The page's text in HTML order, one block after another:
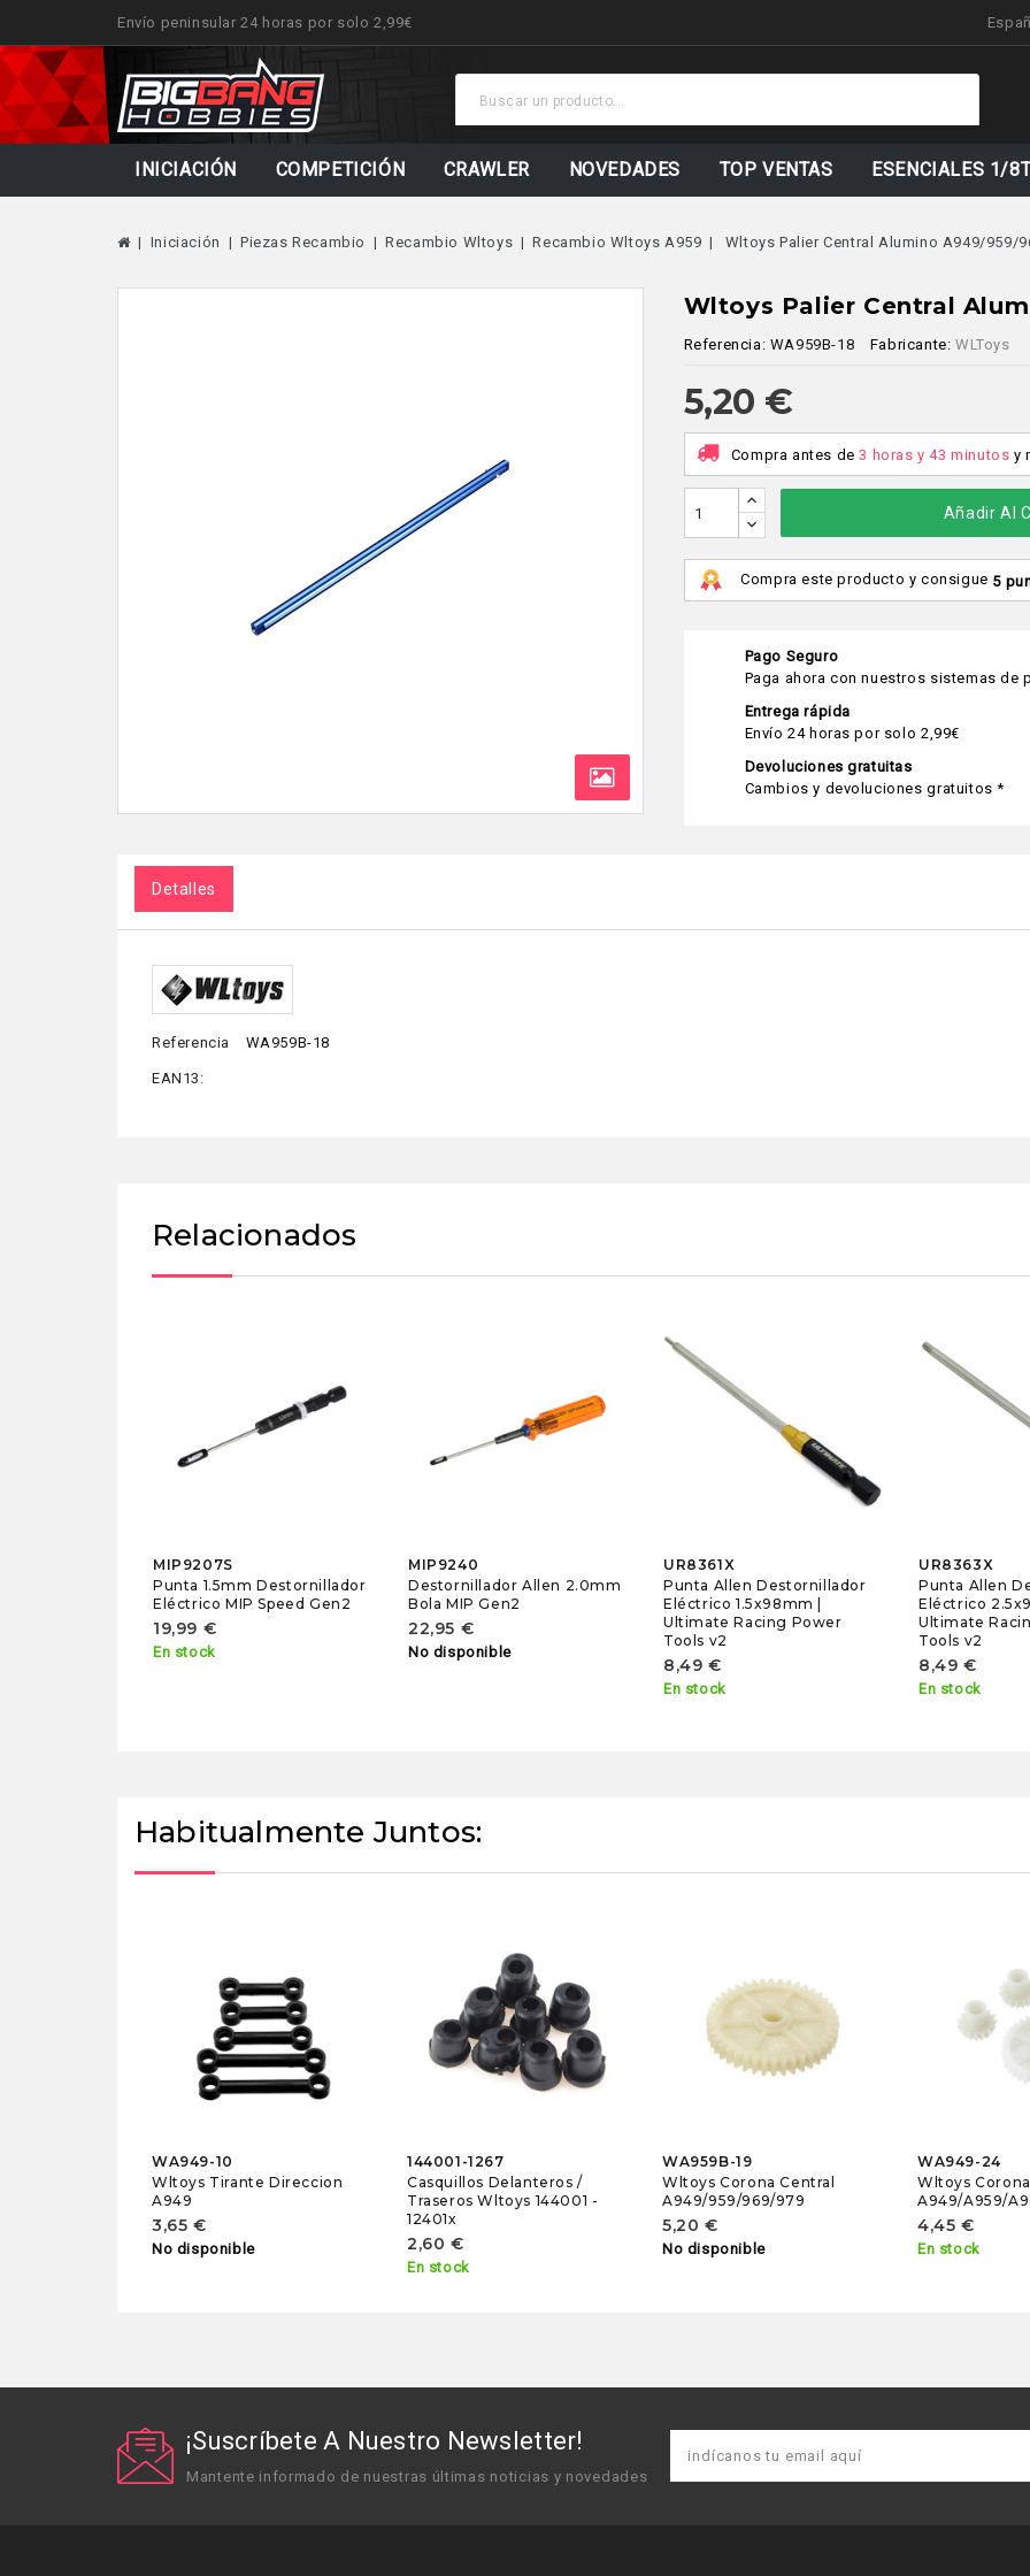
Envío peninsular 24 horas por solo 2,99€
Stock
INICIACIÓN COMPETICIÓN CRAWLER NOVEDADES TOP VENTAS ESENCIALES 1/
Iniciación Piezas Recambio Recambio Wltoys Recambio Wltoys A959 Wltoys Palier Central Alumino A949/959/
Wltoys Palier Central
Referencia: WA959B-18 Fabricante: WLToys
5,20 €
Compra antes de3 horas y 43 minutos y
Añadir Al
Compra este producto y consigue 5
Pago Seguro
Paga ahora con nuestros sistemas de
Entrega rápida
Envío 24 horas por solo 2,99€
Devoluciones gratuitas
Cambios y devoluciones gratuitos *
Detalles
Referencia WA959B-18
EAN13:
Relacionados
MIP9207S
Punta 1.5mm Destornillador
Eléctrico MIP Speed Gen2
19,99 €
En stock
MIP9240
Destornillador Allen 2.0mm
Bola MIP Gen2
22,95 €
No disponible
UR8361X
Punta Allen Destornillador
Eléctrico 1.5x98mm |
Ultimate Racing Power
Tools v2
8,49 €
En stock
UR8363X
Punta Allen
Eléctrico
Ultimate
Tools v2
8,49 €
En stock
Habitualmente Juntos:
WA949-10
Wltoys Tirante Direccion
A949
3,65 €
No disponible
144001-1267
Casquillos Delanteros /
Traseros Wltoys 144001 -
12401x
2,60 €
En stock
WA959B-19
Wltoys Corona Central
A949/959/969/979
5,20 €
No disponible
WA949-24
Wltoys
A949/A959/
4,45 €
En stock
¡Suscríbete A Nuestro Newsletter!
Mantente informado de nuestras últimas noticias y novedades